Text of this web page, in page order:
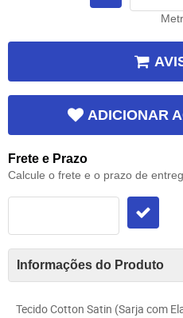
ADICIONAR
Frete e Prazo
Calcule o frete e o prazo de
Informações do Produto
Tecido Cotton Satin (Sarja com